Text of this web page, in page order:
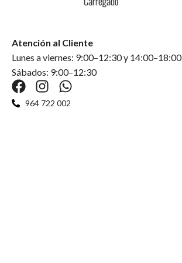
Atención al Cliente
Lunes a viernes: 9:00–12:30 y 14:00–18:00
Sábados: 9:00–12:30
964 722 002